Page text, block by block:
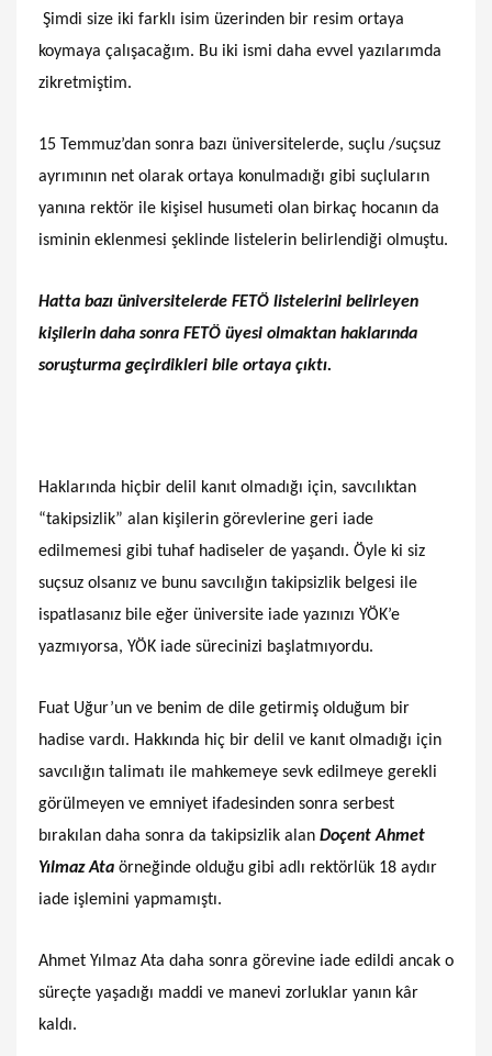
Şimdi size iki farklı isim üzerinden bir resim ortaya
koymaya çalışacağım. Bu iki ismi daha evvel yazılarımda
zikretmiştim.
15 Temmuz’dan sonra bazı üniversitelerde, suçlu /suçsuz
ayrımının net olarak ortaya konulmadığı gibi suçluların
yanına rektör ile kişisel husumeti olan birkaç hocanın da
isminin eklenmesi şeklinde listelerin belirlendiği olmuştu.
Hatta bazı üniversitelerde FETÖ listelerini belirleyen
kişilerin daha sonra FETÖ üyesi olmaktan haklarında
soruşturma geçirdikleri bile ortaya çıktı.
Haklarında hiçbir delil kanıt olmadığı için, savcılıktan
“takipsizlik” alan kişilerin görevlerine geri iade
edilmemesi gibi tuhaf hadiseler de yaşandı. Öyle ki siz
suçsuz olsanız ve bunu savcılığın takipsizlik belgesi ile
ispatlasanız bile eğer üniversite iade yazınızı YÖK’e
yazmıyorsa, YÖK iade sürecinizi başlatmıyordu.
Fuat Uğur’un ve benim de dile getirmiş olduğum bir
hadise vardı. Hakkında hiç bir delil ve kanıt olmadığı için
savcılığın talimatı ile mahkemeye sevk edilmeye gerekli
görülmeyen ve emniyet ifadesinden sonra serbest
bırakılan daha sonra da takipsizlik alan Doçent Ahmet
Yılmaz Ata örneğinde olduğu gibi adlı rektörlük 18 aydır
iade işlemini yapmamıştı.
Ahmet Yılmaz Ata daha sonra görevine iade edildi ancak o
süreçte yaşadığı maddi ve manevi zorluklar yanın kâr
kaldı.